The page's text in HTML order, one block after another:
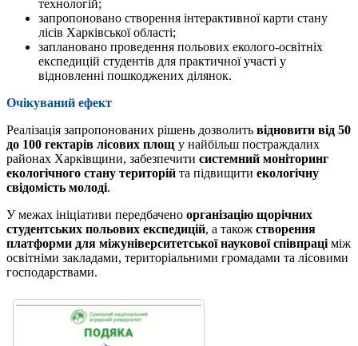
технологій;
запропоновано створення інтерактивної карти стану
лісів Харківської області;
заплановано проведення польових еколого-освітніх
експедицій студентів для практичної участі у
відновленні пошкоджених ділянок.
Очікуваний ефект
Реалізація запропонованих рішень дозволить відновити від 50
до 100 гектарів лісових площ у найбільш постраждалих
районах Харківщини, забезпечити системний моніторинг
екологічного стану територій та підвищити екологічну
свідомість молоді.
У межах ініціативи передбачено організацію щорічних
студентських польових експедицій, а також створення
платформи для міжуніверситетської наукової співпраці між
освітніми закладами, територіальними громадами та лісовими
господарствами.